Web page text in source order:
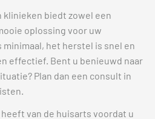
klinieken biedt zowel een
oplossing voor uw
het herstel is snel en
effectief. Bent u benieuwd naar
Plan dan een consult in
van de huisarts voordat u